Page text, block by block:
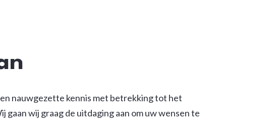
nauwgezette kennis met betrekking tot het
wij graag de uitdaging aan om uw wensen te